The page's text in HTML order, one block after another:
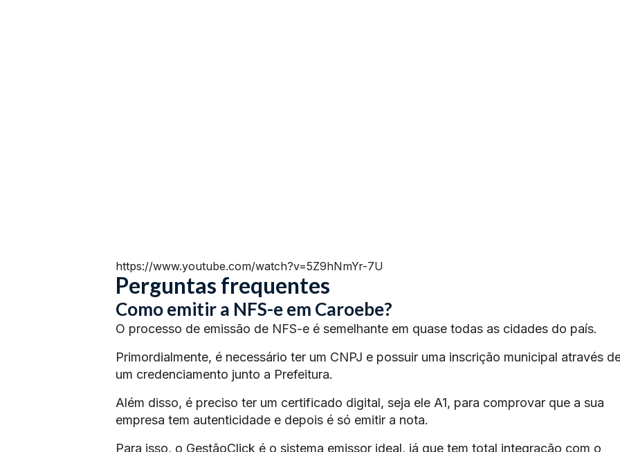
https://www.youtube.com/watch?v=5Z9hNmYr-7U
Perguntas frequentes
Como emitir a NFS-e em Caroebe?
O processo de emissão de NFS-e é semelhante em quase todas as cidades do país.
Primordialmente, é necessário ter um CNPJ e possuir uma inscrição municipal através
um credenciamento junto a Prefeitura.
Além disso, é preciso ter um certificado digital, seja ele A1, para comprovar que a sua
empresa tem autenticidade e depois é só emitir a nota.
Para isso, o GestãoClick é o sistema emissor ideal, já que tem total integração com o